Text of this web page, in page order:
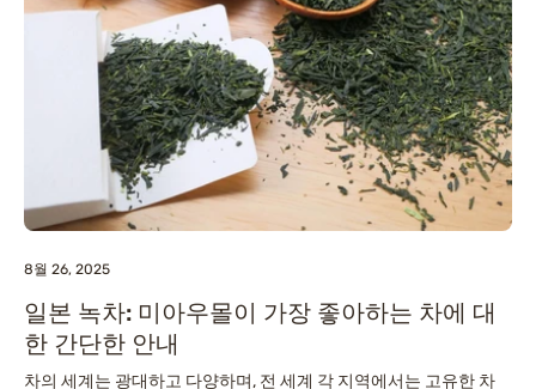
8월 26, 2025
일본 녹차: 미아우몰이 가장 좋아하는 차에 대
한 간단한 안내
차의 세계는 광대하고 다양하며, 전 세계 각 지역에서는 고유한 차